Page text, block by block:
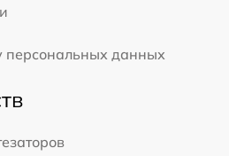
персональных данных